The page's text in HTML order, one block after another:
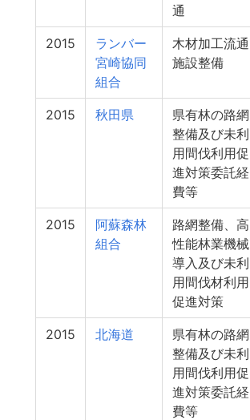
通
2015
ランバー
宮崎協同
組合
木材加工流通
施設整備
2015 秋田県
県有林の路網
整備及び未利
用間伐利用促
進対策委託経
費等
2015
阿蘇森林
組合
路網整備、高
性能林業機械
導入及び未利
用間伐材利用
促進対策
2015 北海道
県有林の路網
整備及び未利
用間伐利用促
進対策委託経
費等